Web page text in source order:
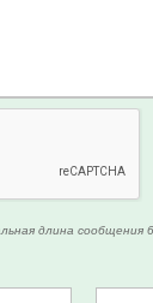
длина сообщения